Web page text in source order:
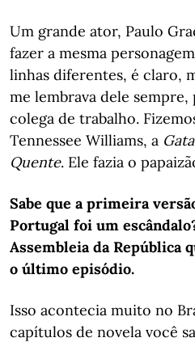
Um grande ator, Paulo
fazer a mesma
linhas diferentes, é claro,
me lembrava dele
colega de trabalho.
Tennessee Williams, a
Quente. Ele fazia o
Sabe que a primeira
Portugal foi um
Assembleia da República
o último episódio.
Isso acontecia muito no
capítulos de novela você